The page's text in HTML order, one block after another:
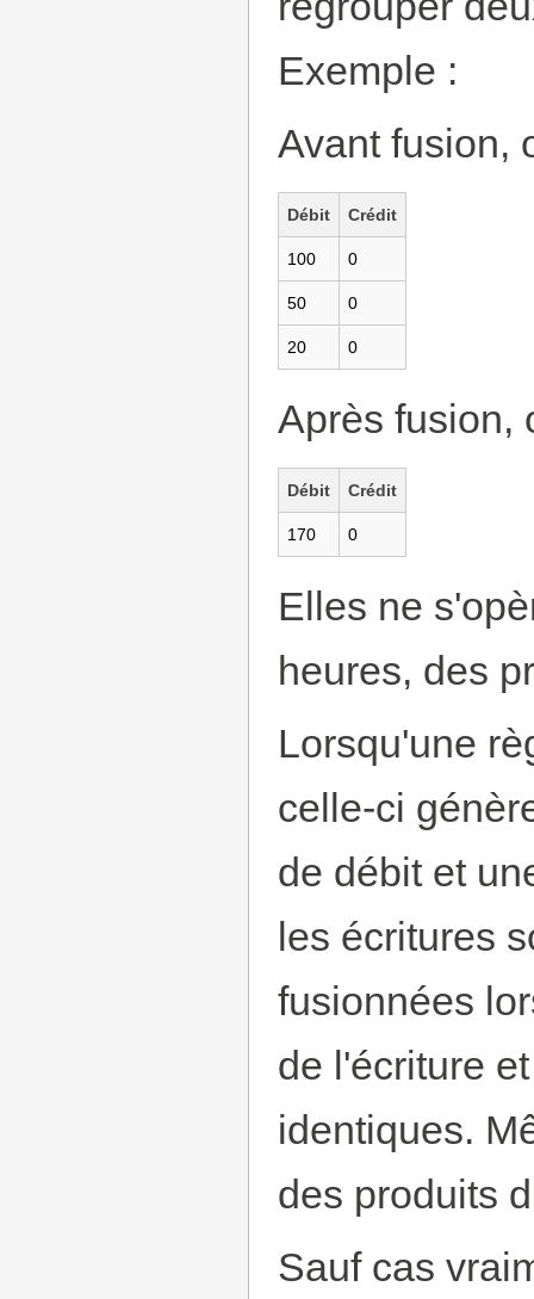
Exemple :
Avant fusion,
Débit Crédit
100 0
50 0
20 0
Après fusion,
Débit Crédit
170 0
Elles ne
heures, des
Lorsqu'une
celle-ci
de débit et
les écritures
fusionnées
de l'écriture
identiques.
des produits
Sauf cas